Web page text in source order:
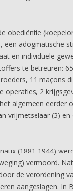
obediëntie
een adogmatische
en individuele
te betreuren:
11 maçons
operaties, 2
algemeen eerder
vrijmetselaar (3)
(1881-1944)
vermoord.
de verordening
aangeslagen. In